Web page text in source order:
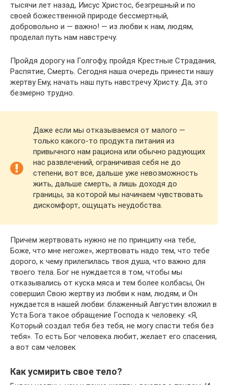
тысячи лет назад, Иисус Христос, безгрешный и по
своей божественной природе бессмертный,
добровольно и — важно! — из любви к нам, людям,
проделал путь нам навстречу.
Пройдя дорогу на Голгофу, пройдя Крестные Страдания,
Распятие, Смерть. Сегодня наша очередь принести нашу
жертву Ему, начать наш путь навстречу Христу. Да, это
безмерно трудно.
Даже если мы отказываемся от малого —
только какого-то продукта питания из
привычного нам рациона или обычно радующих
нас развлечений, ограничивая себя не до
степени, вот все, дальше уже невозможность
жить, дальше смерть, а лишь доходя до
границы, за которой мы начинаем чувствовать
дискомфорт, ощущать неудобства.
Причем жертвовать нужно не по принципу «на тебе,
Боже, что мне негоже», жертвовать надо тем, что тебе
дорого, к чему прилепилась твоя душа, что важно для
твоего тела. Бог не нуждается в том, чтобы мы
отказывались от куска мяса и тем более колбасы, Он
совершил Свою жертву из любви к нам, людям, и Он
нуждается в нашей любви: блаженный Августин вложил в
Уста Бога такое обращение Господа к человеку: «Я,
Который создал тебя без тебя, не могу спасти тебя без
тебя». То есть Бог человека любит, желает его спасения,
а вот сам человек
Как усмирить свое тело?